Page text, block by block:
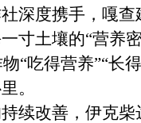
度携手，嘎查
寸土壤的“营养
“吃得营养”“
。
改善，伊克柴